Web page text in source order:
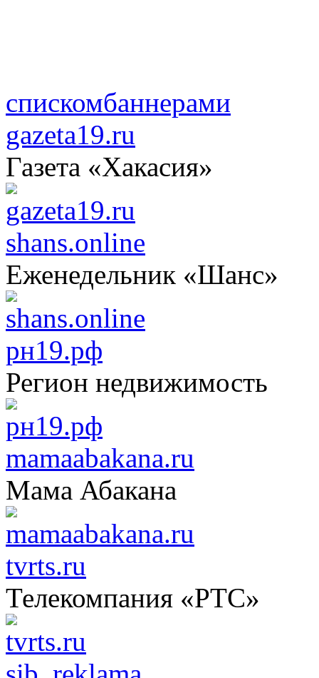
спискомбаннерами
gazeta19.ru
Газета «Хакасия»
shans.online
Еженедельник «Шанс»
рн19.рф
Регион недвижимость
mamaabakana.ru
Мама Абакана
tvrts.ru
Телекомпания «РТС»